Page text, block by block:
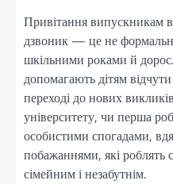
Привітання випускникам
дзвоник — це не
шкільними роками й
допомагають дітям
переході до нових
університету, чи перша
особистими спогадами,
побажаннями, які
сімейним і незабутнім.